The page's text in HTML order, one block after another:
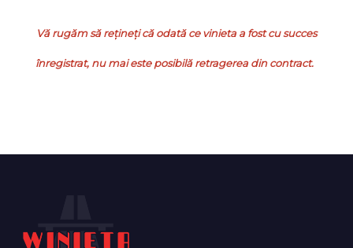
Vă rugăm să rețineți că odată ce vinieta a fost cu succes
înregistrat, nu mai este posibilă retragerea din contract.